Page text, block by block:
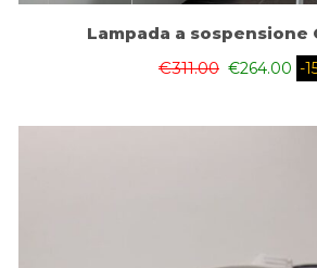
Lampada a sospensione
€311.00 €264.00 -